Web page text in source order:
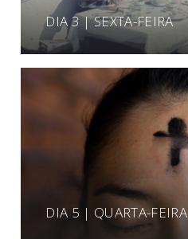
DIA 3 | SEXTA-FEIRA
DIA 5 | QUARTA-FEIRA